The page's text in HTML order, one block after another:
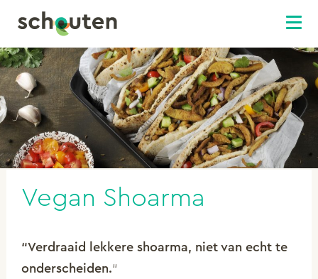
Vegan Shoarma
“Verdraaid lekkere shoarma, niet van echt te
onderscheiden.“